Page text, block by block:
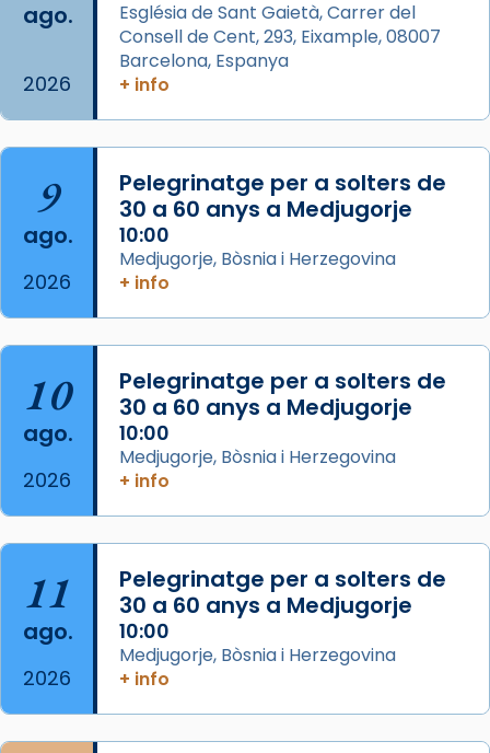
Aquest dilluns, 27 de juliol, ha tingut lloc la
missa d’acció de gràcies en agraïment al
comitè organitzador de la visita apostòlica
L’arquebisbe de Barcelona, el cardenal Joan
Josep Omella, ha presidit la missa i l’ha
concelebrat el bisbe auxiliar de Barcelona,
Mons. David Abadías.
📸 Dr. G. Simón
Foto
Arquebisbat de Barcelona
2 weeks ago
Memòria de les santes Juliana i
Acompanyant la història de sant Cugat, a
partir de l’Edat Mitjana sorgeix la tradició
que les santes Juliana (“relatiu a Júlia”) i
Semproniana (“relatiu a Semprònia =
eterna”) són deixebles seves. I l’any 1667, el
frare Joan Gaspar Roig, afirma en una obra
que les santes són filles de l’antiga Iluro.
Mataró en reivindicarà les relíq
ago.
2026
Església de Sant Gaietà, Carrer del
Consell de Cent, 293, Eixample, 08007
Barcelona, Espanya
+ info
9
ago.
2026
Pelegrinatge per a solters de
30 a 60 anys a Medjugorje
10:00
Medjugorje, Bòsnia i Herzegovina
+ info
10
ago.
2026
Pelegrinatge per a solters de
30 a 60 anys a Medjugorje
10:00
Medjugorje, Bòsnia i Herzegovina
+ info
11
ago.
2026
Pelegrinatge per a solters de
30 a 60 anys a Medjugorje
10:00
Medjugorje, Bòsnia i Herzegovina
+ info